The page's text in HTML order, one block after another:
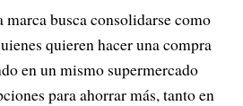
busca consolidarse como
quieren hacer una compra
en un mismo supermercado
para ahorrar más, tanto en